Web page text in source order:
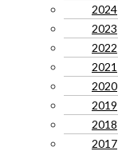
2024
2023
2022
2021
2020
2019
2018
2017